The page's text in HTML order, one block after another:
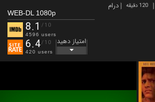
120 دقیقه درام
WEB-DL 1080p
8.1 /10
4596 users
6.4/10
420 users
امتیاز دهید